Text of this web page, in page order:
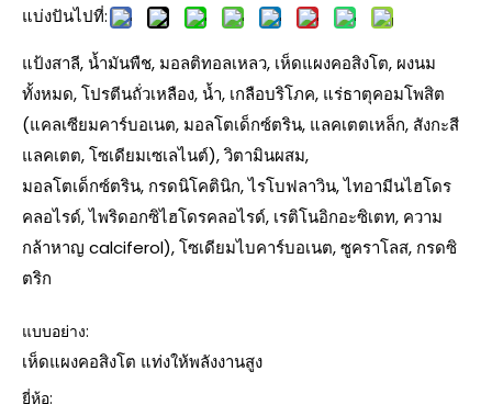
แบ่งปันไปที่:
แป้งสาลี, น้ำมันพืช, มอลติทอลเหลว, เห็ดแผงคอสิงโต, ผงนม
ทั้งหมด, โปรตีนถั่วเหลือง, น้ำ, เกลือบริโภค, แร่ธาตุคอมโพสิต
(แคลเซียมคาร์บอเนต, มอลโตเด็กซ์ตริน, แลคเตตเหล็ก, สังกะสี
แลคเตต, โซเดียมเซเลไนต์), วิตามินผสม,
มอลโตเด็กซ์ตริน, กรดนิโคตินิก, ไรโบฟลาวิน, ไทอามีนไฮโดร
คลอไรด์, ไพริดอกซิไฮโดรคลอไรด์, เรติโนอิกอะซิเตท, ความ
กล้าหาญ calciferol), โซเดียมไบคาร์บอเนต, ซูคราโลส, กรดซิ
ตริก
แบบอย่าง:
เห็ดแผงคอสิงโต แท่งให้พลังงานสูง
ยี่ห้อ: